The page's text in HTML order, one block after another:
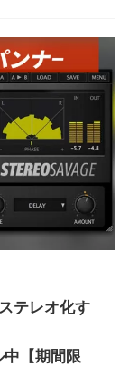
テレオ化す
【期間限